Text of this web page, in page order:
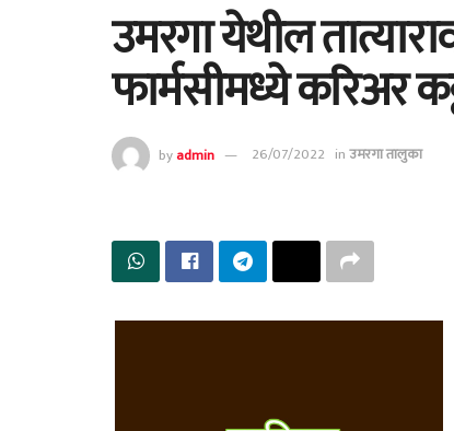
उमरगा येथील
फार्मसीमध्ये करिअर
byadmin 26/07/2022 inउमरगा तालुका